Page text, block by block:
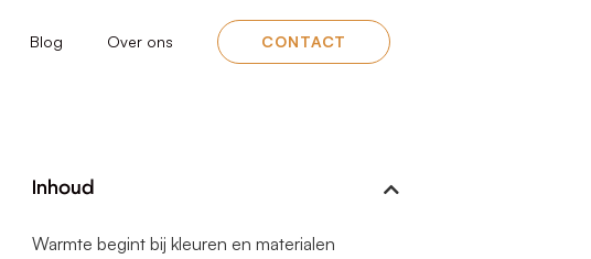
Blog Over ons CONTACT
Inhoud
Warmte begint bij kleuren en materialen